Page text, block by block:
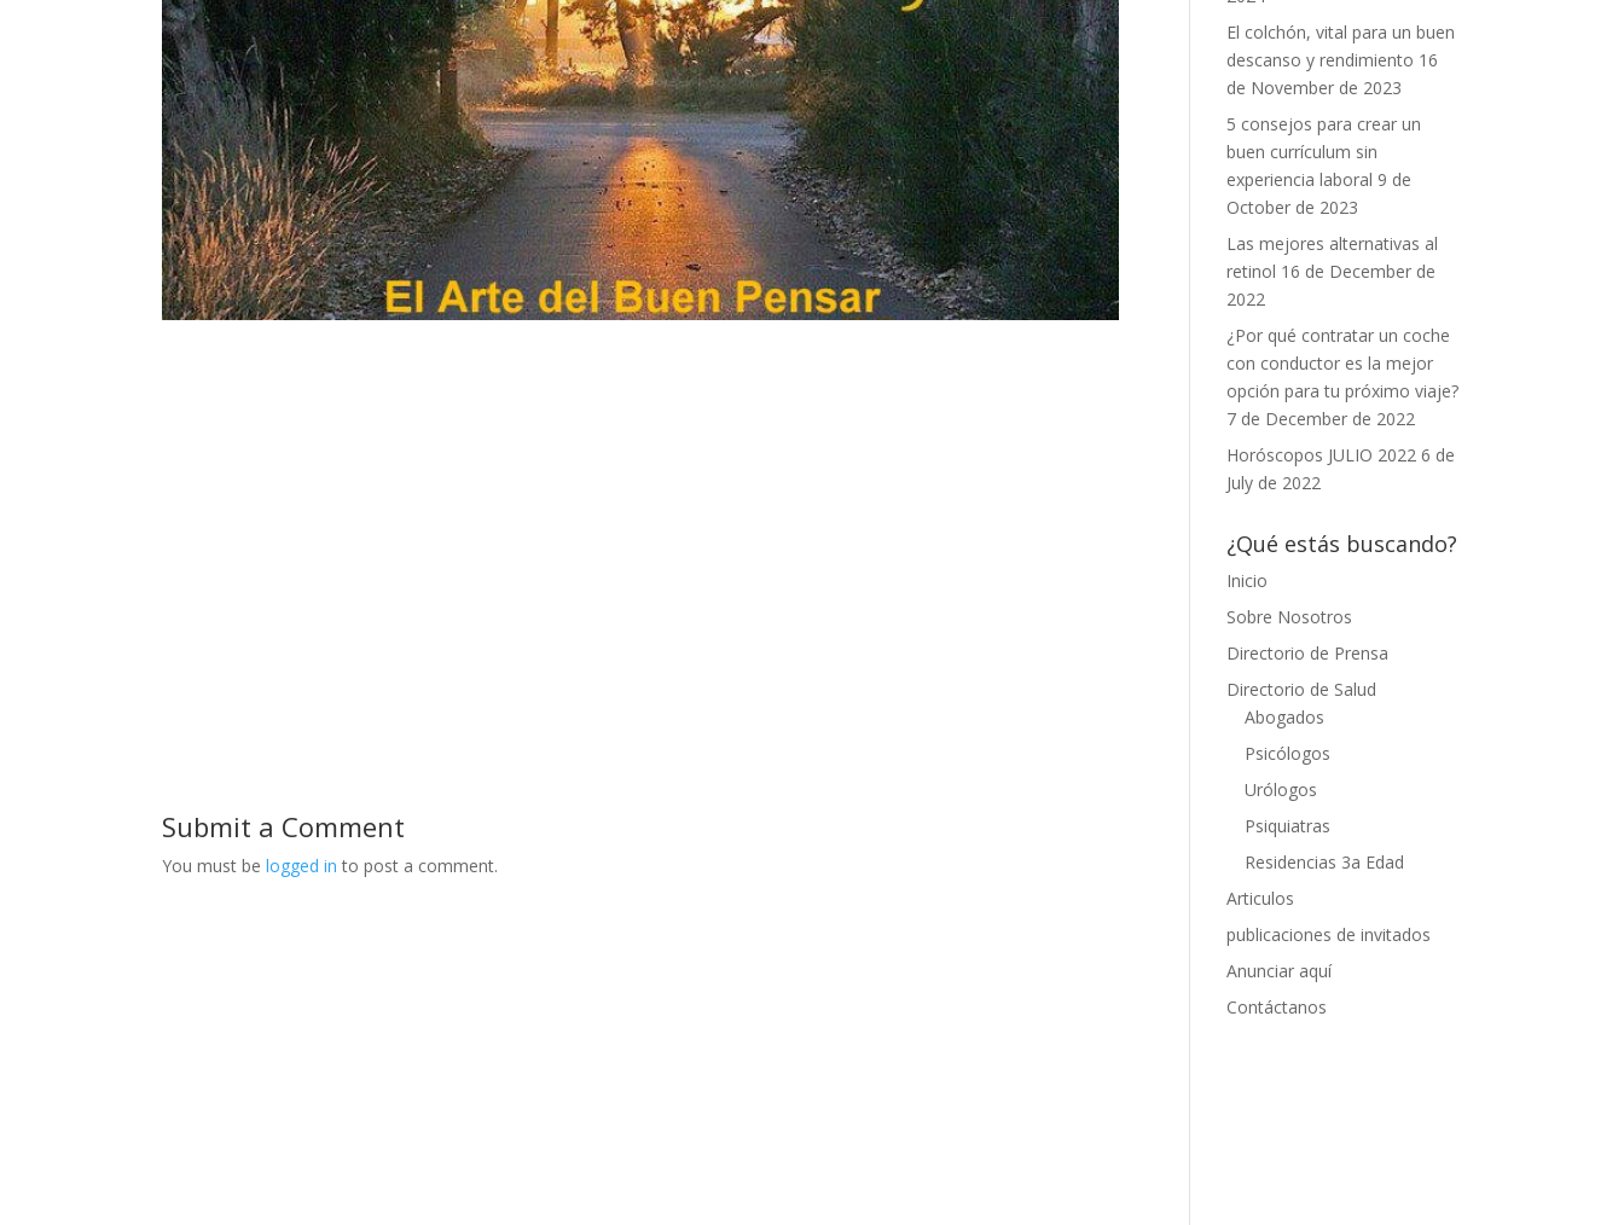
Submit a Comment
You must belogged in to post a comment.
El colchón, vital para un buen
descanso y rendimiento 16
de November de 2023
5 consejos para crear un
buen currículum sin
experiencia laboral 9 de
October de 2023
Las mejores alternativas al
retinol 16 de December de
2022
¿Por qué contratar un coche
con conductor es la mejor
opción para tu próximo viaje?
7 de December de 2022
Horóscopos JULIO 2022 6 de
July de 2022
¿Qué estás buscando?
Inicio
Sobre Nosotros
Directorio de Prensa
Directorio de Salud
Abogados
Psicólogos
Urólogos
Psiquiatras
Residencias 3a Edad
Articulos
publicaciones de invitados
Anunciar aquí
Contáctanos